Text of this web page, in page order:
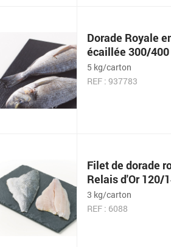
Dorade Royale
écaillée 300/400
5 kg/carton
REF : 937783
Filet de dorade
Relais d'Or 120/
3 kg/carton
REF : 6088